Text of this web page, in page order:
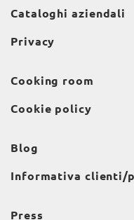
Cataloghi aziendali
Privacy
Cooking room
Cookie policy
Blog
Informativa clienti/
Press